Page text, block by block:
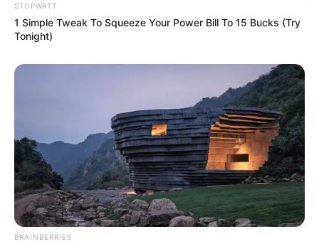
6 Best 90’s Action Movies From Your Childhood
BRAINBERRIES
STOPWATT
1 Simple Tweak To Squeeze Your Power Bill To 15 Bucks (Try
Tonight)
BRAINBERRIES